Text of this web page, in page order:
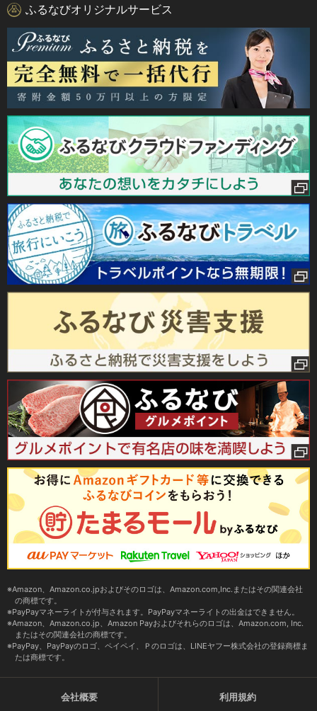
ふるなびオリジナルサービス
Amazon、Amazon.co.jpおよびそのロゴは、Amazon.com,Inc.またはその関連会社
の商標です。
PayPayマネーライトが付与されます。PayPayマネーライトの出金はできません。
Amazon、Amazon.co.jp、Amazon Payおよびそれらのロゴは、Amazon.com, Inc.
またはその関連会社の商標です。
PayPay、PayPayのロゴ、ペイペイ、Ｐのロゴは、LINEヤフー株式会社の登録商標ま
たは商標です。
会社概要 利用規約